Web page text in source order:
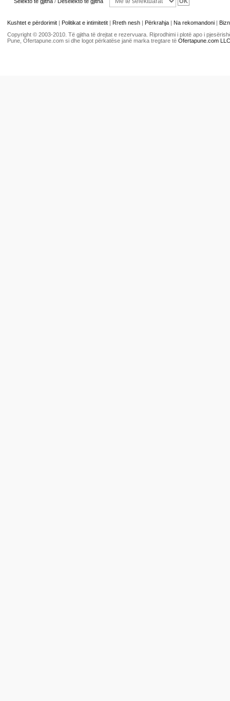
Kushtet e përdorimit | Politikat e intimitetit | Rreth nesh | Përkrahja | Na rekomandoni |
Copyright © 2003-2010. Të gjitha të drejtat e rezervuara. Riprodhimi i plotë apo i
Pune, Ofertapune.com si dhe logot përkatëse janë marka tregtare të Ofertapune.com LLC